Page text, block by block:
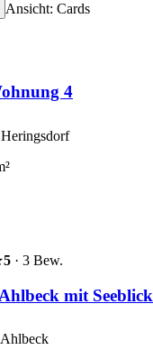
Ansicht: Cards
4
Heringsdorf
5 · 3 Bew.
mit Seeblick
Ahlbeck